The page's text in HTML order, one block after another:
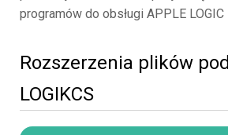
programów do obsługi APPLE LOGIC
Rozszerzenia plików
LOGIKCS